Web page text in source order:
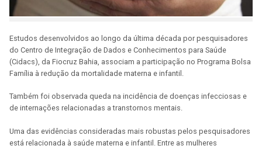
Estudos desenvolvidos ao longo da última década por pesquisadores
do Centro de Integração de Dados e Conhecimentos para Saúde
(Cidacs), da Fiocruz Bahia, associam a participação no Programa Bolsa
Família à redução da mortalidade materna e infantil.
Também foi observada queda na incidência de doenças infecciosas e
de internações relacionadas a transtornos mentais.
Uma das evidências consideradas mais robustas pelos pesquisadores
está relacionada à saúde materna e infantil. Entre as mulheres